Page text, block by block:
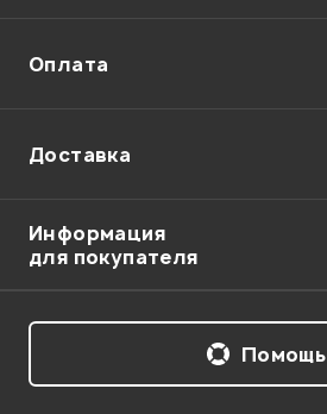
Оплата
Доставка
Информация
для покупателя
Помощь